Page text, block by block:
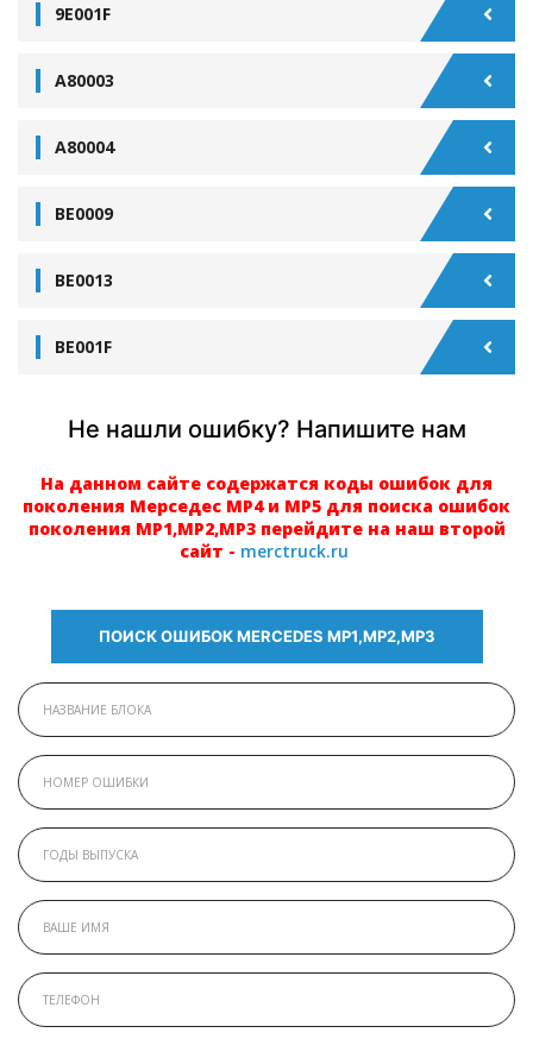
9E001F
A80003
A80004
BE0009
BE0013
BE001F
Не нашли ошибку? Напишите нам
На данном сайте содержатся коды ошибок для
поколения Мерседес МР4 и МР5 для поиска ошибок
поколения МР1,МР2,МР3 перейдите на наш второй
сайт - merctruck.ru
ПОИСК ОШИБОК MERCEDES МР1,МР2,МР3